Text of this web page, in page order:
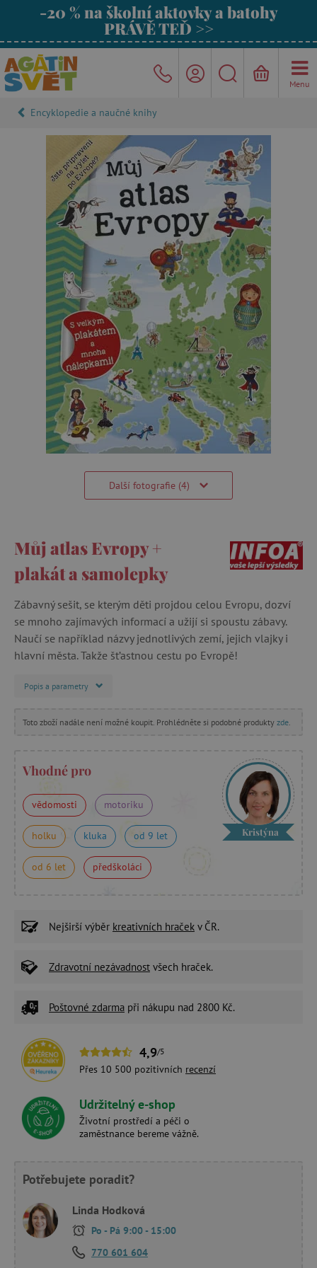
-20 % na školní aktovky a batohy
PRÁVĚ TEĎ >>
Menu
Encyklopedie a naučné knihy
Další fotografie (4)
Můj atlas Evropy +
plakát a samolepky
Zábavný sešit, se kterým děti projdou celou Evropu, dozví
se mnoho zajímavých informací a užijí si spoustu zábavy.
Naučí se například názvy jednotlivých zemí, jejich vlajky i
hlavní města. Takže št’astnou cestu po Evropě!
Popis a parametry
Toto zboží nadále není možné koupit. Prohlédněte si podobné produkty zde
Vhodné pro
vědomosti motoriku
holku kluka od 9 let
od 6 let předškoláci
Kristýna
Nejširší výběr kreativních hraček v ČR.
Zdravotní nezávadnost všech hraček.
Poštovné zdarma při nákupu nad 2800 Kč.
4,9/5
Přes 10 500 pozitivních recenzí
Udržitelný e-shop
Životní prostředí a péči o
zaměstnance bereme vážně.
Potřebujete poradit?
Linda Hodková
Po - Pá 9:00 - 15:00
770 601 604